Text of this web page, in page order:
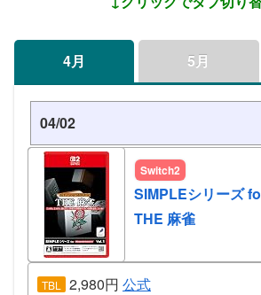
4月
04/02
Switch2
SIMPLEシリーズ
THE 麻雀
TBL 2,980円 公式
5月